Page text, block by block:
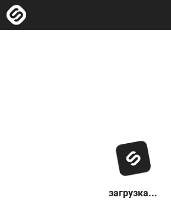
загрузка...